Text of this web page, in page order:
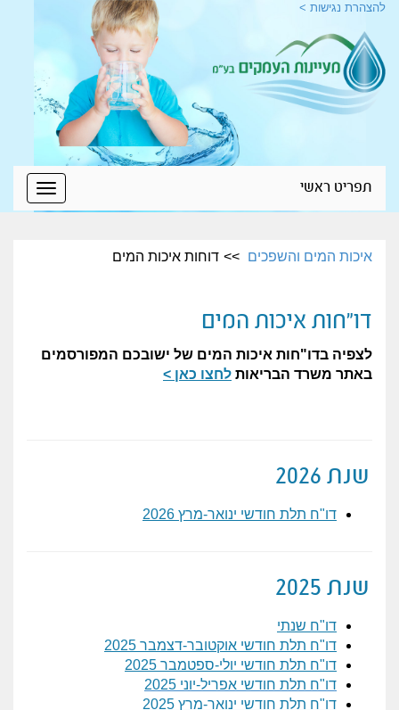
להצהרת נגישות >
Toggle
תפריט ראשי
איכות המים והשפכים דוחות איכות המים
דו"חות איכות המים
לצפיה בדו"חות איכות המים של ישובכם המפורסמים
באתר משרד הבריאות לחצו כאן >
שנת 2026
דו"ח תלת חודשי ינואר-מרץ 2 026
שנת 2025
דו"ח שנתי
דו"ח תלת חודשי אוקטובר-דצמבר 2025
דו"ח תלת חודשי יולי-ספטמבר 2025
דו"ח תלת חודשי אפריל-יוני 2025
דו"ח תלת חודשי ינואר-מרץ 2025